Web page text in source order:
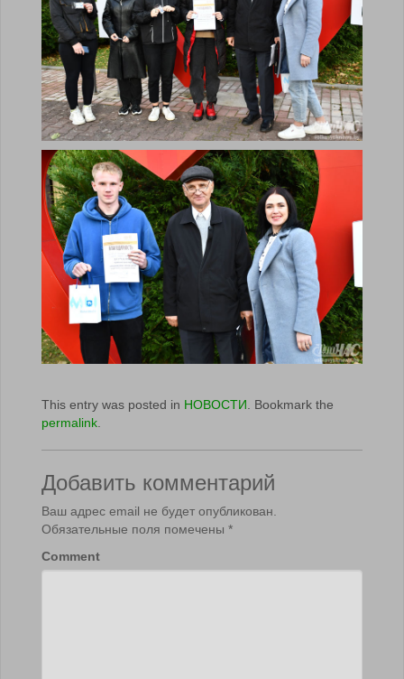
This entry was posted in НОВОСТИ . Bookmark the
permalink
Добавить комментарий
Ваш адрес email не будет опубликован.
Обязательные поля помечены *
Comment